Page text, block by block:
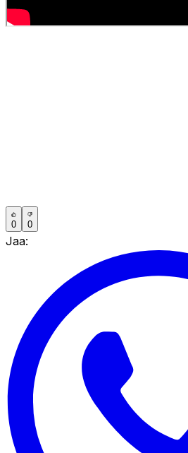
0 0
Jaa: